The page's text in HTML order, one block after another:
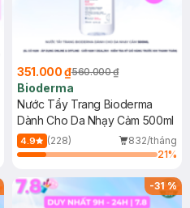
351.000 ₫560.000 ₫
Bioderma
Nước Tẩy Trang Bioderma
Dành Cho Da Nhạy Cảm 500ml
4.9 (228)
832/tháng
21%
-31%